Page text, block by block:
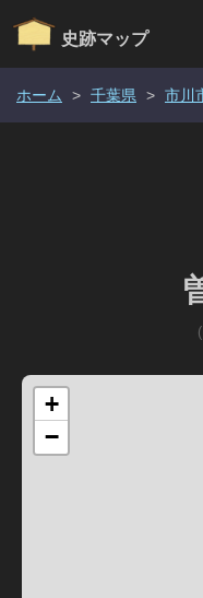
史跡マップ
ホーム > 千葉県 > 市川
+
−